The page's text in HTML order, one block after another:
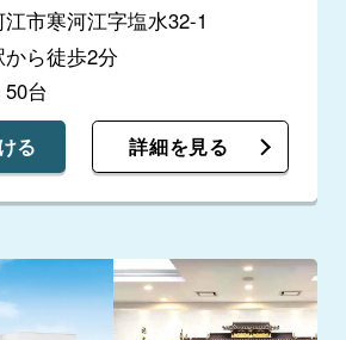
市寒河江字塩水32-1
ら徒歩2分
台
る 詳細を見る